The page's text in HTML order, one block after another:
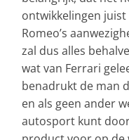
ontwikkelingen
Romeo’s
zal dus alles
wat van Ferrari
benadrukt de man
en als geen ander
autosport kunt